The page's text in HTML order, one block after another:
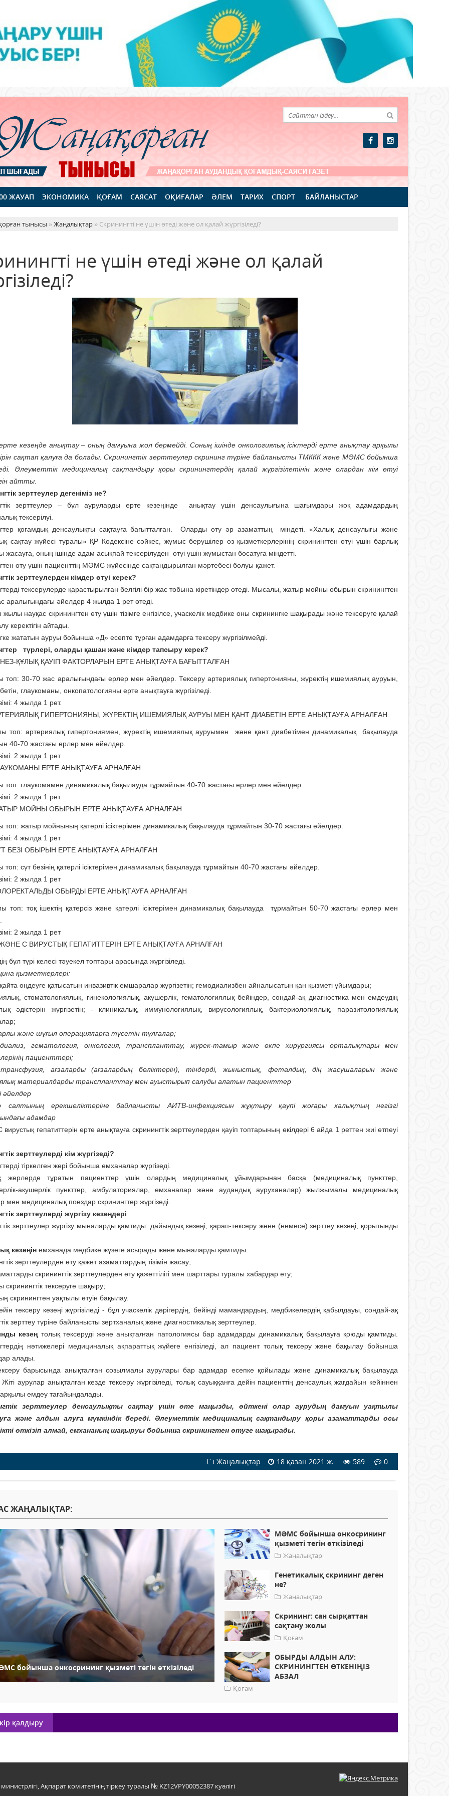
ЖАУАП ЭКОНОМИКА ҚОҒАМ САЯСАТ ОҚИҒАЛАР ӘЛЕМ ТАРИХ СПОРТ БАЙЛАНЫСТАР
тынысы »Жаңалықтар » Скринингті не үшін өтеді және ол қалай жүргізіледі?
не үшін өтеді және ол қалай
кезеңде анықтау – оның дамуына жол бермейді. Соның ішінде онкологиялық ісіктерді ерте анықтау арқылы
сақтап қалуға да болады. Скринингтік зерттеулер скрининг түріне байланысты ТМККК және МӘМС бойынша
Әлеуметтік медициналық сақтандыру қоры скринингтердің қалай жүргізілетінін және олардан кім өтуі
айтты.
зерттеулер дегеніміз не?
зерттеулер – бұл ауруларды ерте кезеңінде анықтау үшін денсаулығына шағымдары жоқ адамдардың
тексерілуі.
қоғамдық денсаулықты сақтауға бағытталған. Оларды өту әр азаматтың міндеті. «Халық денсаулығы және
сақтау жүйесі туралы» ҚР Кодексіне сәйкес, жұмыс берушілер өз қызметкерлерінің скринингтен өтуі үшін барлық
жасауға, оның ішінде адам асықпай тексерілуден өтуі үшін жұмыстан босатуға міндетті.
өту үшін пациенттің МӘМС жүйесінде сақтандырылған мәртебесі болуы қажет.
зерттеулерден кімдер өтуі керек?
тексерулерде қарастырылған белгілі бір жас тобына кіретіндер өтеді. Мысалы, жатыр мойны обырын скринингтен
аралығындағы әйелдер 4 жылда 1 рет өтеді.
жылы науқас скринингтен өту үшін тізімге енгізілсе, учаскелік медбике оны скринингке шақырады және тексеруге қалай
керектігін айтады.
жататын ауруы бойынша «Д» есепте тұрған адамдарға тексеру жүргізілмейді.
түрлері, оларды қашан және кімдер тапсыру керек?
ҚҰЛЫҚ ҚАУІП ФАКТОРЛАРЫН ЕРТЕ АНЫҚТАУҒА БАҒЫТТАЛҒАН
топ: 30-70 жас аралығындағы ерлер мен әйелдер. Тексеру артериялық гипертонияны, жүректің ишемиялық ауруын,
глаукоманы, онкопатологияны ерте анықтауға жүргізіледі.
4 жылда 1 рет.
ГИПЕРТОНИЯНЫ, ЖҮРЕКТІҢ ИШЕМИЯЛЫҚ АУРУЫ МЕН ҚАНТ ДИАБЕТІН ЕРТЕ АНЫҚТАУҒА АРНАЛҒАН
топ: артериялық гипертониямен, жүректің ишемиялық ауруымен және қант диабетімен динамикалық бақылауда
40-70 жастағы ерлер мен әйелдер.
2 жылда 1 рет
ЕРТЕ АНЫҚТАУҒА АРНАЛҒАН
топ: глаукомамен динамикалық бақылауда тұрмайтын 40-70 жастағы ерлер мен әйелдер.
2 жылда 1 рет
МОЙНЫ ОБЫРЫН ЕРТЕ АНЫҚТАУҒА АРНАЛҒАН
топ: жатыр мойнының қатерлі ісіктерімен динамикалық бақылауда тұрмайтын 30-70 жастағы әйелдер.
4 жылда 1 рет
БЕЗІ ОБЫРЫН ЕРТЕ АНЫҚТАУҒА АРНАЛҒАН
топ: сүт безінің қатерлі ісіктерімен динамикалық бақылауда тұрмайтын 40-70 жастағы әйелдер.
2 жылда 1 рет
ОБЫРДЫ ЕРТЕ АНЫҚТАУҒА АРНАЛҒАН
топ: тоқ ішектің қатерсіз және қатерлі ісіктерімен динамикалық бақылауда тұрмайтын 50-70 жастағы ерлер мен
2 жылда 1 рет
С ВИРУСТЫҚ ГЕПАТИТТЕРІН ЕРТЕ АНЫҚТАУҒА АРНАЛҒАН
бұл түрі келесі тәуекел топтары арасында жүргізіледі.
қызметкерлері:
өңдеуге қатысатын инвазивтік емшаралар жүргізетін; гемодиализбен айналысатын қан қызметі ұйымдары;
стоматологиялық, гинекологиялық, акушерлік, гематологиялық бейіндер, сондай-ақ диагностика мен емдеудің
әдістерін жүргізетін; - клиникалық, иммунологиялық, вирусологиялық, бактериологиялық, паразитологиялық
және шұғыл операцияларға түсетін тұлғалар;
гематология, онкология, транспланттау, жүрек-тамыр және өкпе хирургиясы орталықтары мен
пациенттері;
ағзаларды (ағзалардың бөліктерін), тіндерді, жыныстық, феталдық, дің жасушаларын және
материалдарды транспланттау мен ауыстырып салуды алатын пациенттер
әйелдер
салтының ерекшеліктеріне байланысты АИТВ-инфекциясын жұқтыру қаупі жоғары халықтың негізгі
адамдар
гепатиттерін ерте анықтауға скринингтік зерттеулерден қауіп топтарының өкілдері 6 айда 1 реттен жиі өтпеуі
зерттеулерді кім жүргізеді?
тіркелген жері бойынша емханалар жүргізеді.
жерлерде тұратын пациенттер үшін олардың медициналық ұйымдарынан басқа (медициналық пункттер,
акушерлік пункттер, амбулаториялар, емханалар және аудандық ауруханалар) жылжымалы медициналық
мен медициналық поездар скринингтер жүргізеді.
зерттеулерді жүргізу кезеңдері
зерттеулер жүргізу мыналарды қамтиды: дайындық кезеңі, қарап-тексеру және (немесе) зерттеу кезеңі, қорытынды
кезеңін емханада медбике жүзеге асырады және мыналарды қамтиды:
зерттеулерден өту қажет азаматтардың тізімін жасау;
скринингтік зерттеулерден өту қажеттілігі мен шарттары туралы хабардар ету;
скринингтік тексеруге шақыру;
скринингтен уақтылы өтуін бақылау.
тексеру кезеңі жүргізіледі - бұл учаскелік дәрігердің, бейінді мамандардың, медбикелердің қабылдауы, сондай-ақ
зерттеу түріне байланысты зертханалық және диагностикалық зерттеулер.
кезең толық тексеруді және анықталған патологиясы бар адамдарды динамикалық бақылауға қоюды қамтиды.
нәтижелері медициналық ақпараттық жүйеге енгізіледі, ал пациент толық тексеру және бақылау бойынша
алады.
барысында анықталған созылмалы аурулары бар адамдар есепке қойылады және динамикалық бақылауда
аурулар анықталған кезде тексеру жүргізіледі, толық сауыққанға дейін пациенттің денсаулық жағдайын кейіннен
емдеу тағайындалады.
зерттеулер денсаулықты сақтау үшін өте маңызды, өйткені олар аурудың дамуын уақтылы
және алдын алуға мүмкіндік береді. Әлеуметтік медициналық сақтандыру қоры азаматтарды осы
өткізіп алмай, емхананың шақыруы бойынша скринингтен өтуге шақырады.
Жаңалықтар 18 қазан 2021 ж. 589 0
ЖАҢАЛЫҚТАР:
бойынша онкосрининг қызметі тегін өткізіледі
МӘМС бойынша онкосрининг
қызметі тегін өткізіледі
Жаңалықтар
Генетикалық скрининг деген
не?
Жаңалықтар
Скрининг: сан сырқаттан
сақтану жолы
Қоғам
ОБЫРДЫ АЛДЫН АЛУ:
СКРИНИНГТЕН ӨТКЕНІҢІЗ
АБЗАЛ
Қоғам
қалдыру
Ақпарат комитетінің тіркеу туралы № KZ12VPY00052387 куәлігі